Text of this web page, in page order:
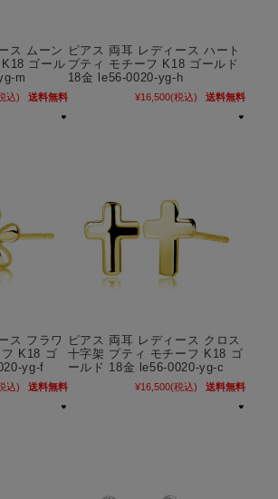
ス ムーン
ゴール
m
込) 送料無料
ピアス 両耳 レディース ハート
プティ モチーフ K18 ゴールド
18金 le56-0020-yg-h
¥16,500(税込) 送料無料
ス フラワ
K18 ゴ
yg-f
込) 送料無料
ピアス 両耳 レディース クロス
十字架 プティ モチーフ K18 ゴ
ールド 18金 le56-0020-yg-c
¥16,500(税込) 送料無料